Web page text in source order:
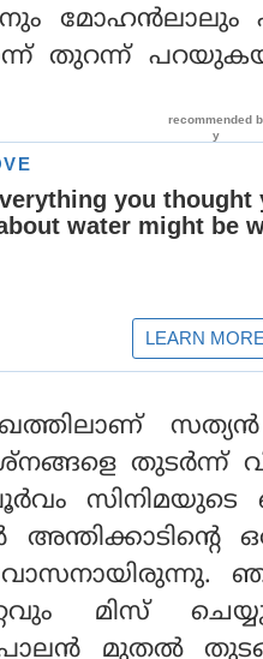
മോഹന്‍ലാലും
തുറന്ന്
തുടര്‍ന്ന്
സിനിമയുടെ
മിസ്
മുതല്‍